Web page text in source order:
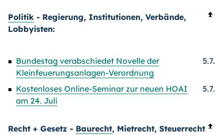
Politik - Regierung, Institutionen, Verbände,
Lobbyisten:
Bundestag verabschiedet Novelle der
Kleinfeuerungsanlagen-Verordnung
5.7.
Kostenloses Online-Seminar zur neuen HOAI
am 24. Juli
5.7.
Recht + Gesetz - Baurecht, Mietrecht, Steuerrecht